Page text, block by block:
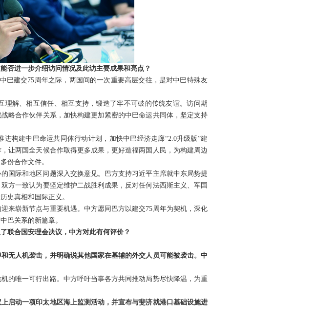
否进一步介绍访问情况及此访主要成果和亮点？
巴建交75周年之际，两国间的一次重要高层交往，是对中巴特殊友
解、相互信任、相互支持，锻造了牢不可破的传统友谊。访问期
略合作伙伴关系，加快构建更加紧密的中巴命运共同体，坚定支持
构建中巴命运共同体行动计划，加快中巴经济走廊“2.0升级版”建
让两国全天候合作取得更多成果，更好造福两国人民，为构建周边
份合作文件。
国际和地区问题深入交换意见。巴方支持习近平主席就中东局势提
方一致认为要坚定维护二战胜利成果，反对任何法西斯主义、军国
史真相和国际正义。
来崭新节点与重要机遇。中方愿同巴方以建交75周年为契机，深化
巴关系的新篇章。
联合国安理会决议，中方对此有何评价？
无人机袭击，并明确说其他国家在基辅的外交人员可能被袭击。中
的唯一可行出路。中方呼吁当事各方共同推动局势尽快降温，为重
启动一项印太地区海上监测活动，并宣布与斐济就港口基础设施进